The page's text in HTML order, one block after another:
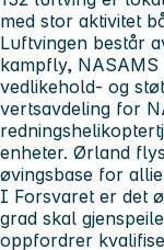
med stor aktivitet
Luftvingen består
kampfly,
vedlikehold- og
vertsavdeling for
enheter. Ørland
øvingsbase for
I Forsvaret er det
grad skal
oppfordrer